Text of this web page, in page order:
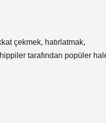
çekmek, hatırlatmak,
tarafından popüler